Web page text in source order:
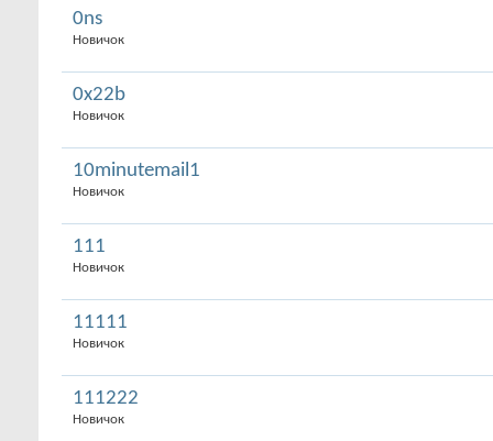
0ns
Новичок
0x22b
Новичок
10minutemail1
Новичок
111
Новичок
11111
Новичок
111222
Новичок